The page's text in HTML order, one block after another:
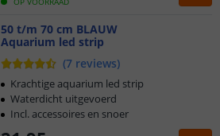
50 t/m 70 cm BLAUW
Aquarium led strip
(7 reviews)
Krachtige aquarium led strip
Waterdicht uitgevoerd
Incl. accessoires en snoer